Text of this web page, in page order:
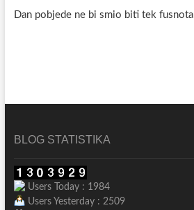
Dan pobjede ne bi smio biti tek fusnota
BLOG STATISTIKA
Users Today : 1984
Users Yesterday : 2509